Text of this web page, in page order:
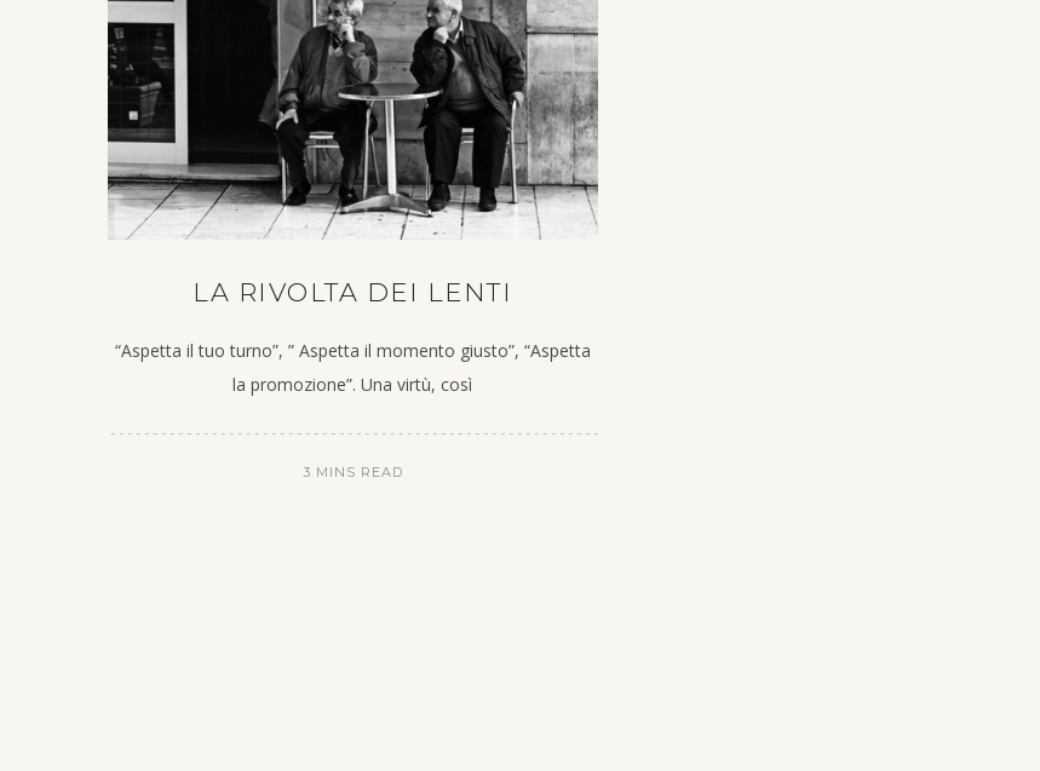
LA RIVOLTA DEI LENTI
“Aspetta il tuo turno”, ” Aspetta il momento giusto”, “Aspetta
la promozione”. Una virtù, così
3 MINS READ